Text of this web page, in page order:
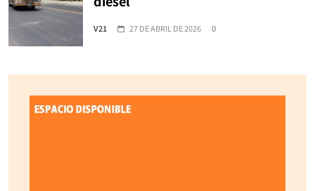
V21 27 DE ABRIL DE 2026 0